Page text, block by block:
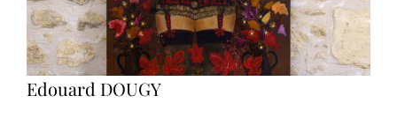
Edouard DOUGY